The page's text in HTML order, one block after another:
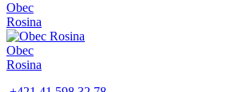
Obec
Rosina
Obec
Rosina